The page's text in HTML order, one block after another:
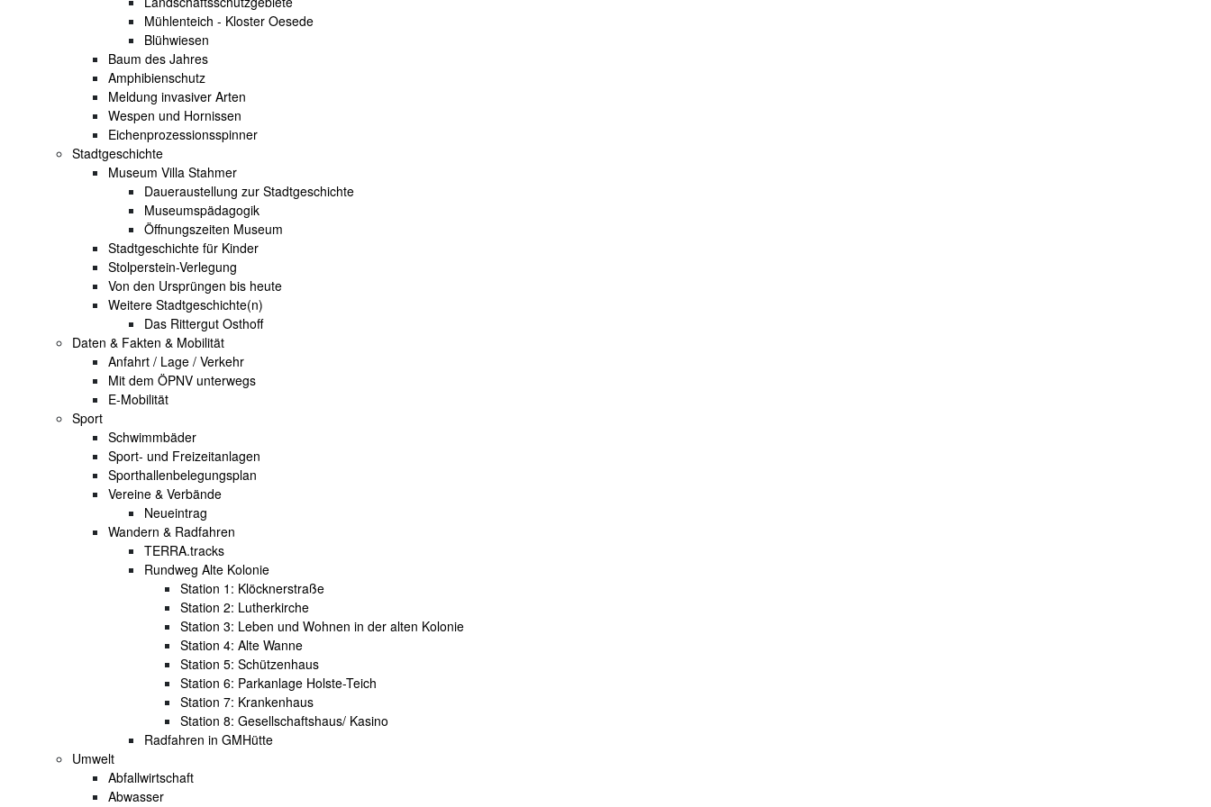
Mühlenteich - Kloster Oesede
Blühwiesen
Baum des Jahres
Amphibienschutz
Meldung invasiver Arten
Wespen und Hornissen
Eichenprozessionsspinner
Stadtgeschichte
Museum Villa Stahmer
Daueraustellung zur Stadtgeschichte
Museumspädagogik
Öffnungszeiten Museum
Stadtgeschichte für Kinder
Stolperstein-Verlegung
Von den Ursprüngen bis heute
Weitere Stadtgeschichte(n)
Das Rittergut Osthoff
Daten & Fakten & Mobilität
Anfahrt / Lage / Verkehr
Mit dem ÖPNV unterwegs
E-Mobilität
Sport
Schwimmbäder
Sport- und Freizeitanlagen
Sporthallenbelegungsplan
Vereine & Verbände
Neueintrag
Wandern & Radfahren
TERRA.tracks
Rundweg Alte Kolonie
Station 1: Klöcknerstraße
Station 2: Lutherkirche
Station 3: Leben und Wohnen in der alten Kolonie
Station 4: Alte Wanne
Station 5: Schützenhaus
Station 6: Parkanlage Holste-Teich
Station 7: Krankenhaus
Station 8: Gesellschaftshaus/ Kasino
Radfahren in GMHütte
Umwelt
Abfallwirtschaft
Abwasser